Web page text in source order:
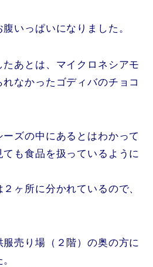
いっぱいになりました。
あとは、マイクロネシアモ
なかったゴディバのチョコ
ズの中にあるとはわかって
も食品を扱っているように
ヶ所に分かれているので、
売り場（２階）の奥の方に